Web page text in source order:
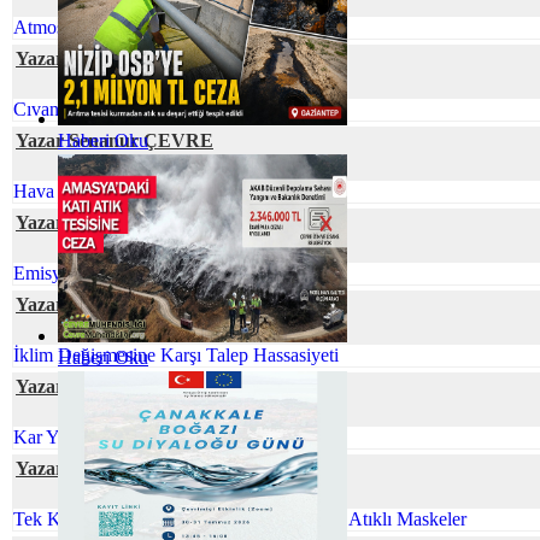
Haberi Oku
Haberi Oku
Atmosferik Kıyamete Hazır Mıyız?
Yazar Neslihan BOYACILAR
Cıvanın Taşınabilir Tür Pillerdeki Öyküsü
Yazar Senanur ÇEVRE
Hava Kirliliğinin Plasentaya Etkisi
Yazar Ferhat ELÇİ
Emisyon Nedir? Emisyon Ölçümü Nedir?
Yazar Cihan YEŞİL
İklim Değişmesine Karşı Talep Hassasiyeti
Yazar Berna UÇAR
Kar Yağışının Faydaları
Yazar Gökhan TUFAN
Tek Kullanımlık Maskeler Yerine Minimum Atıklı Maskeler